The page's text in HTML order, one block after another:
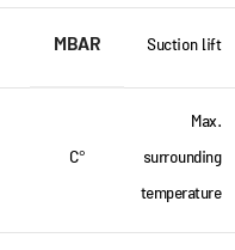
Suction lift
MBAR
Max.
surrounding
temperature
°C